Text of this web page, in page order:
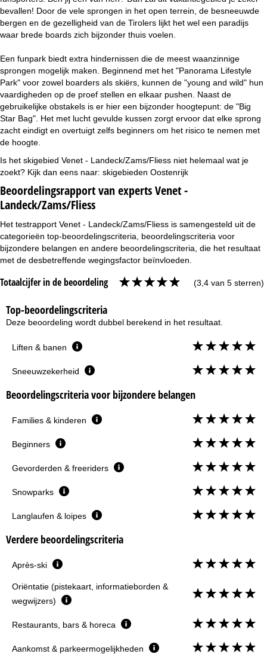
bevallen! Door de vele sprongen in het open terrein, de besneeuwde
bergen en de gezelligheid van de Tirolers lijkt het wel een paradijs
waar brede boards zich bijzonder thuis voelen.
Een funpark biedt extra hindernissen die de meest waanzinnige
sprongen mogelijk maken. Beginnend met het "Panorama Lifestyle
Park" voor zowel boarders als skiërs, kunnen de "young and wild" hun
vaardigheden op de proef stellen en elkaar pushen. Naast de
gebruikelijke obstakels is er hier een bijzonder hoogtepunt: de "Big
Star Bag". Het met lucht gevulde kussen zorgt ervoor dat elke sprong
zacht eindigt en overtuigt zelfs beginners om het risico te nemen met
de hoogte.
Is het skigebied Venet - Landeck/Zams/Fliess niet helemaal wat je
zoekt? Kijk dan eens naar: skigebieden Oostenrijk
Beoordelingsrapport van experts Venet -
Landeck/Zams/Fliess
Het testrapport Venet - Landeck/Zams/Fliess is samengesteld uit de
categorieën top-beoordelingscriteria, beoordelingscriteria voor
bijzondere belangen en andere beoordelingscriteria, die het resultaat
met de desbetreffende wegingsfactor beïnvloeden.
Totaalcijfer in de beoordeling (3,4 van 5 sterren)
Top-beoordelingscriteria
Deze beoordeling wordt dubbel berekend in het resultaat.
Liften & banen
Sneeuwzekerheid
Beoordelingscriteria voor bijzondere belangen
Families & kinderen
Beginners
Gevorderden & freeriders
Snowparks
Langlaufen & loipes
Verdere beoordelingscriteria
Après-ski
Oriëntatie (pistekaart, informatieborden &
wegwijzers)
Restaurants, bars & horeca
Aankomst & parkeermogelijkheden